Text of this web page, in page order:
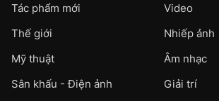
Tác phẩm mới
Video
Thế giới
Nhiếp ảnh
Mỹ thuật
Âm nhạc
Sân khấu - Điện ảnh
Giải trí